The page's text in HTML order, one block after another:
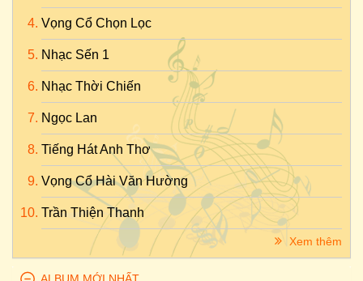
Vọng Cổ Chọn Lọc
Nhạc Sến 1
Nhạc Thời Chiến
Ngọc Lan
Tiếng Hát Anh Thơ
Vọng Cổ Hài Văn Hường
Trần Thiện Thanh
Xem thêm